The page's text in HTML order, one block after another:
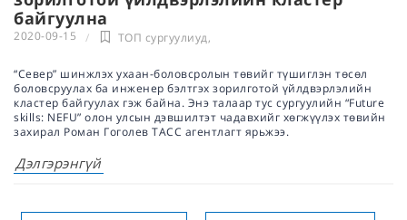
байгуулна
2020-09-15 ТОП сургуулиуд,
“Север” шинжлэх ухаан-боловсролын төвийг түшиглэн төсөл
боловсруулах ба инженер бэлтгэх зорилготой үйлдвэрлэлийн
кластер байгуулах гэж байна. Энэ талаар тус сургуулийн “Future
skills: NEFU” олон улсын дэвшилтэт чадавхийг хөгжүүлэх төвийн
захирал Роман Гоголев ТАСС агентлагт ярьжээ.
Дэлгэрэнгүй